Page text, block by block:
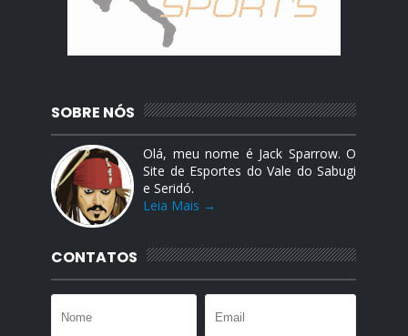
SOBRE NÓS
Olá, meu nome é Jack Sparrow. O
Site de Esportes do Vale do Sabugi
e Seridó.
Leia Mais →
CONTATOS